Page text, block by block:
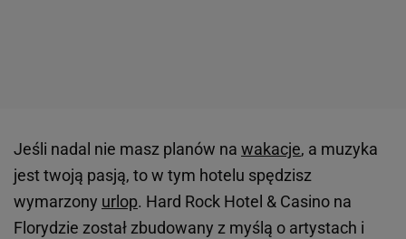
Jeśli nadal nie masz planów na wakacje, a muzyka
jest twoją pasją, to w tym hotelu spędzisz
wymarzony urlop. Hard Rock Hotel & Casino na
Florydzie został zbudowany z myślą o artystach i